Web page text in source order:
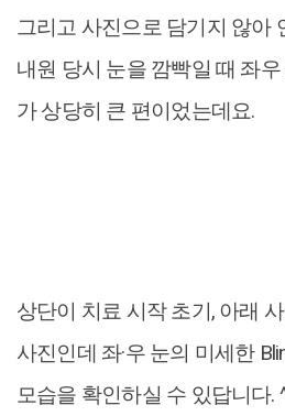
그리고 사진으로 담기지 않아
내원 당시 눈을 깜빡일 때 좌우
가 상당히 큰 편이었는데요.
상단이 치료 시작 초기, 아래
사진인데 좌·우 눈의 미세한
모습을 확인하실 수 있답니다.